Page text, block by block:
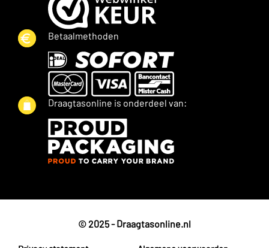
Betaalmethoden
Draagtasonline is onderdeel van:
© 2025 - Draagtasonline.nl